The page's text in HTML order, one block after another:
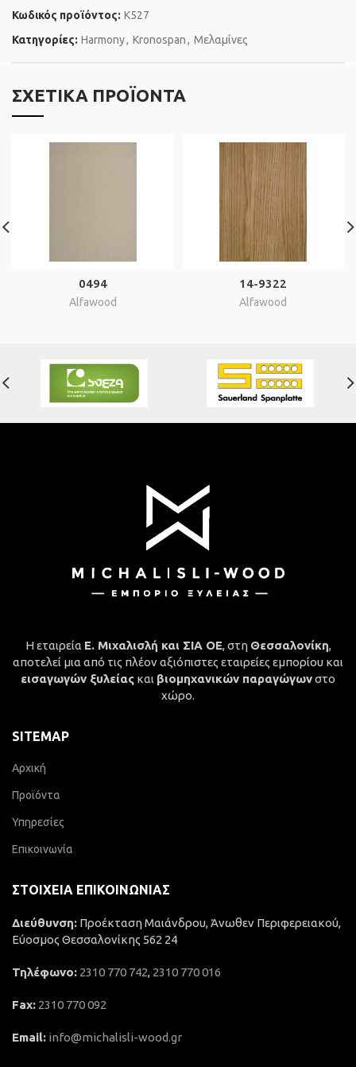
Κωδικός προϊόντος: K527
Κατηγορίες: Harmony, Kronospan, Μελαμίνες
ΣΧΕΤΙΚΆ ΠΡΟΪΌΝΤΑ
0494
Alfawood
14-9322
Alfawood
Η εταιρεία Ε. Μιχαλισλή και ΣΙΑ ΟΕ, στη Θεσσαλονίκη,
αποτελεί μια από τις πλέον αξιόπιστες εταιρείες εμπορίου και
εισαγωγών ξυλείας και βιομηχανικών παραγώγωνστο
χώρο.
SITEMAP
Αρχική
Προϊόντα
Υπηρεσίες
Επικοινωνία
ΣΤΟΙΧΕΊΑ ΕΠΙΚΟΙΝΩΝΊΑΣ
Διεύθυνση: Προέκταση Μαιάνδρου, Άνωθεν Περιφερειακού,
Εύοσμος Θεσσαλονίκης 562 24
Τηλέφωνο: 2310 770 742, 2310 770 016
Fax: 2310 770 092
Email: info@michalisli-wood.gr